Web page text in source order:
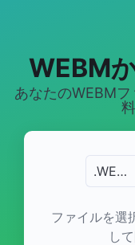
WEBM
あなたのWEBM
.WEBM
ファイルを選
し